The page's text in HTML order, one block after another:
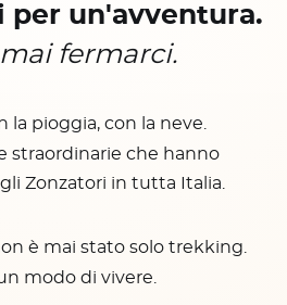
per un'avventura.
fermarci.
la pioggia, con la neve.
straordinarie che hanno
Zonzatori in tutta Italia.
è mai stato solo trekking.
modo di vivere.